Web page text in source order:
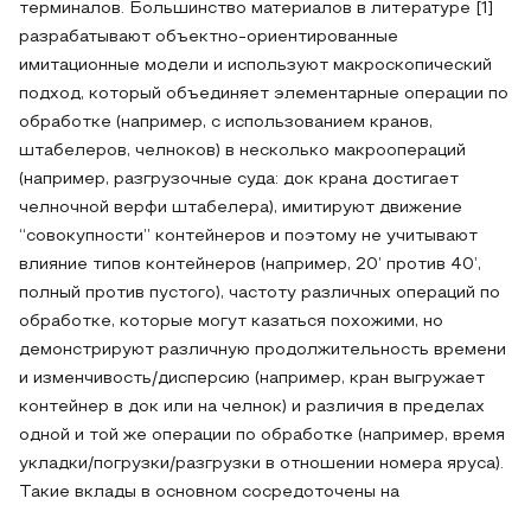
терминалов. Большинство материалов в литературе [1]
разрабатывают объектно-ориентированные
имитационные модели и используют макроскопический
подход, который объединяет элементарные операции по
обработке (например, с использованием кранов,
штабелеров, челноков) в несколько макроопераций
(например, разгрузочные суда: док крана достигает
челночной верфи штабелера), имитируют движение
“совокупности” контейнеров и поэтому не учитывают
влияние типов контейнеров (например, 20’ против 40’,
полный против пустого), частоту различных операций по
обработке, которые могут казаться похожими, но
демонстрируют различную продолжительность времени
и изменчивость/дисперсию (например, кран выгружает
контейнер в док или на челнок) и различия в пределах
одной и той же операции по обработке (например, время
укладки/погрузки/разгрузки в отношении номера яруса).
Такие вклады в основном сосредоточены на